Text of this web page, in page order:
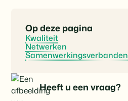
Op deze pagina
Kwaliteit
Netwerken
Samenwerkingsverbanden
Heeft u een vraag?